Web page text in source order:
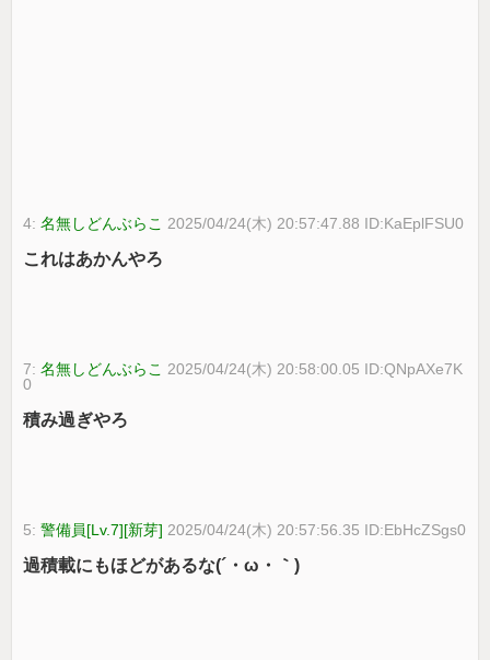
4:名無しどんぶらこ 2025/04/24(木) 20:57:47.88 ID:KaEplFSU0
これはあかんやろ
7:名無しどんぶらこ 2025/04/24(木) 20:58:00.05 ID:QNpAXe7K
0
積み過ぎやろ
5:警備員[Lv.7][新芽] 2025/04/24(木) 20:57:56.35 ID:EbHcZSgs0
過積載にもほどがあるな(´・ω・｀)